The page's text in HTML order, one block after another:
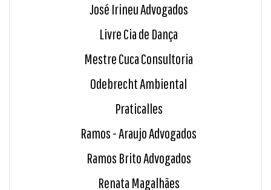
José Irineu Advogados
Livre Cia de Dança
Mestre Cuca Consultoria
Odebrecht Ambiental
Praticalles
Ramos - Araujo Advogados
Ramos Brito Advogados
Renata Magalhães